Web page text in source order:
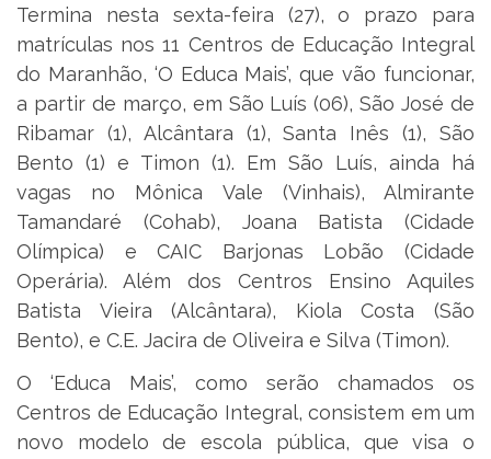
Termina nesta sexta-feira (27), o prazo para
matrículas nos 11 Centros de Educação Integral
do Maranhão, ‘O Educa Mais’, que vão funcionar,
a partir de março, em São Luís (06), São José de
Ribamar (1), Alcântara (1), Santa Inês (1), São
Bento (1) e Timon (1). Em São Luís, ainda há
vagas no Mônica Vale (Vinhais), Almirante
Tamandaré (Cohab), Joana Batista (Cidade
Olímpica) e CAIC Barjonas Lobão (Cidade
Operária). Além dos Centros Ensino Aquiles
Batista Vieira (Alcântara), Kiola Costa (São
Bento), e C.E. Jacira de Oliveira e Silva (Timon).
O ‘Educa Mais’, como serão chamados os
Centros de Educação Integral, consistem em um
novo modelo de escola pública, que visa o